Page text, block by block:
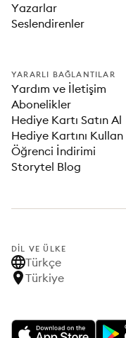
Yazarlar
Seslendirenler
YARARLI BAĞLANTILAR
Yardım ve İletişim
Abonelikler
Hediye Kartı Satın Al
Hediye Kartını Kullan
Öğrenci İndirimi
Storytel Blog
DIL VE ÜLKE
Türkçe
Türkiye